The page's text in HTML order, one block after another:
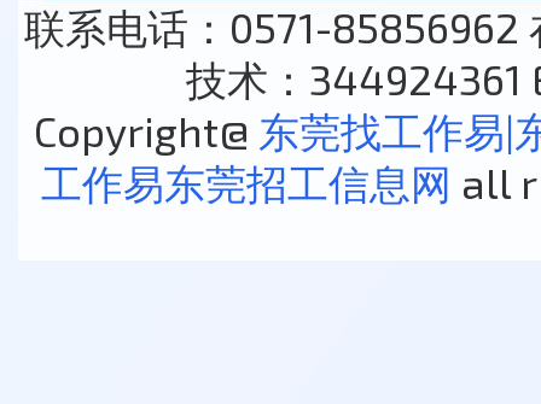
联系电话：0571-85856962
技术：344924361
Copyright@ 东莞找工作易|
工作易东莞招工信息网 all